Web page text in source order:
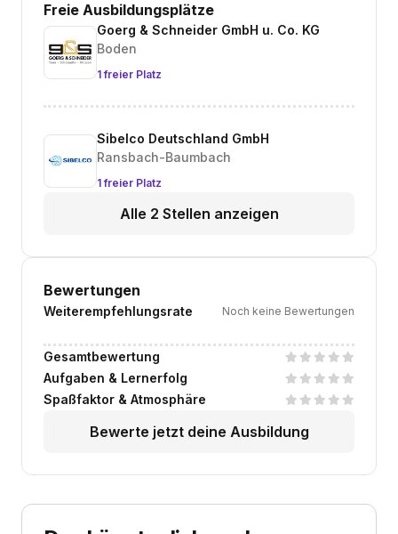
Freie Ausbildungsplätze
Goerg & Schneider GmbH u. Co. KG
Boden
1 freier Platz
Sibelco Deutschland GmbH
Ransbach-Baumbach
1 freier Platz
Alle 2 Stellen anzeigen
Bewertungen
Weiterempfehlungsrate Noch keine Bewertungen
Gesamtbewertung
Aufgaben & Lernerfolg
Spaßfaktor & Atmosphäre
Bewerte jetzt deine Ausbildung